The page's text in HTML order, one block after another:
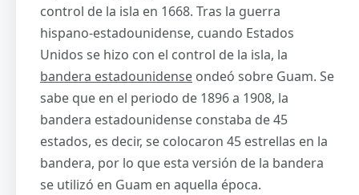
control de la isla en 1668. Tras la guerra
hispano-estadounidense, cuando Estados
Unidos se hizo con el control de la isla, la
bandera estadounidense ondeó sobre Guam. Se
sabe que en el periodo de 1896 a 1908, la
bandera estadounidense constaba de 45
estados, es decir, se colocaron 45 estrellas en la
bandera, por lo que esta versión de la bandera
se utilizó en Guam en aquella época.